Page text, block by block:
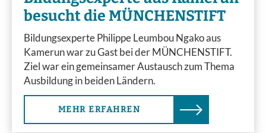
besucht die MÜNCHENSTIFT
Bildungsexperte Philippe Leumbou Ngako aus
Kamerun war zu Gast bei der MÜNCHENSTIFT.
Ziel war ein gemeinsamer Austausch zum Thema
Ausbildung in beiden Ländern.
MEHR ERFAHREN